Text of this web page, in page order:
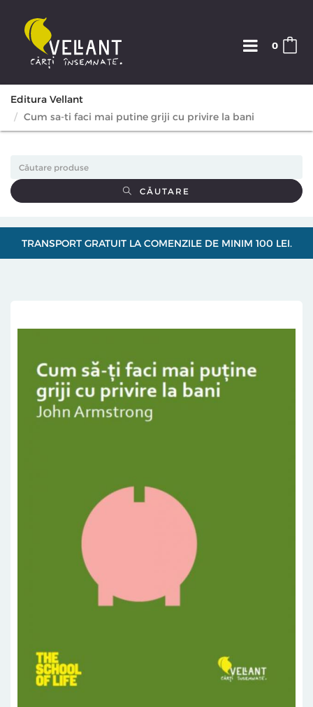
0
Editura Vellant
Cum sa-ti faci mai putine griji cu privire la bani
CĂUTARE
TRANSPORT GRATUIT LA COMENZILE DE MINIM 100 LEI.